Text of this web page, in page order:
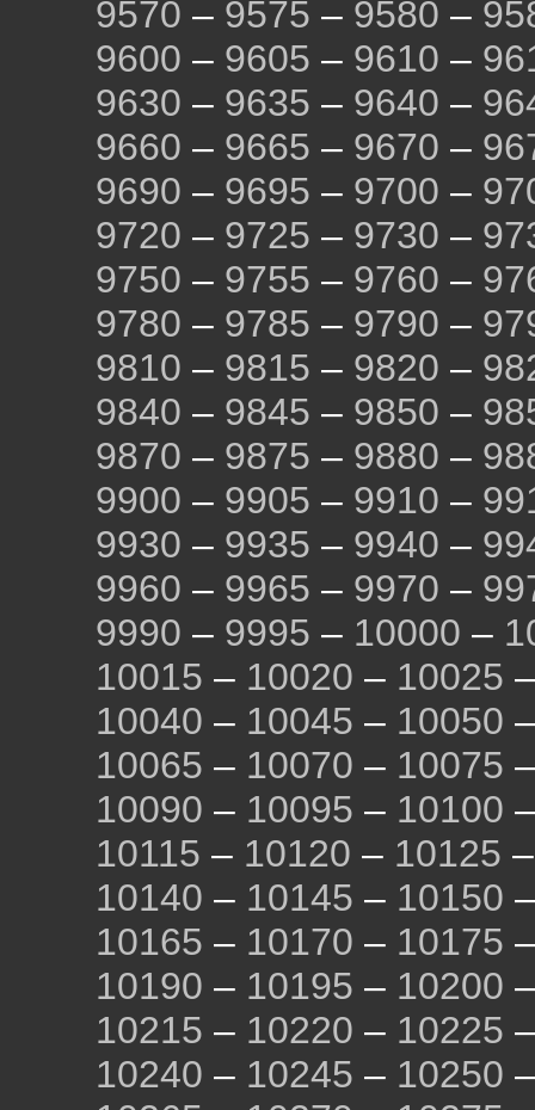
9570 – 9575 – 9580 –
9600 – 9605 – 9610 –
9630 – 9635 – 9640 –
9660 – 9665 – 9670 –
9690 – 9695 – 9700 –
9720 – 9725 – 9730 –
9750 – 9755 – 9760 –
9780 – 9785 – 9790 –
9810 – 9815 – 9820 –
9840 – 9845 – 9850 –
9870 – 9875 – 9880 –
9900 – 9905 – 9910 –
9930 – 9935 – 9940 –
9960 – 9965 – 9970 –
9990 – 9995 – 10000 –
10015 – 10020 – 10025
10040 – 10045 – 10050
10065 – 10070 – 10075
10090 – 10095 – 10100
10115 – 10120 – 10125
10140 – 10145 – 10150
10165 – 10170 – 10175
10190 – 10195 – 10200
10215 – 10220 – 10225
10240 – 10245 – 10250